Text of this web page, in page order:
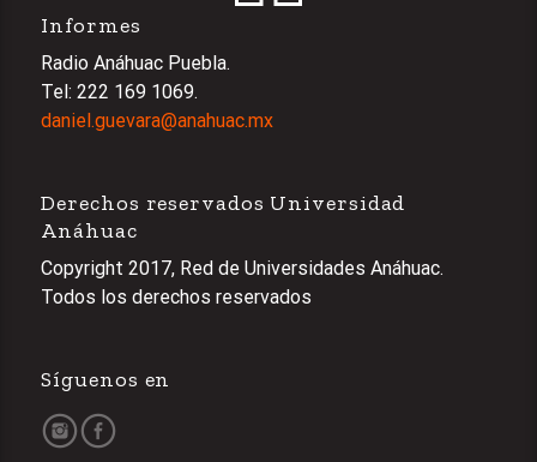
Informes
Radio Anáhuac Puebla.
Tel: 222 169 1069.
daniel.guevara@anahuac.mx
Derechos reservados Universidad
Anáhuac
Copyright 2017, Red de Universidades Anáhuac.
Todos los derechos reservados
Síguenos en